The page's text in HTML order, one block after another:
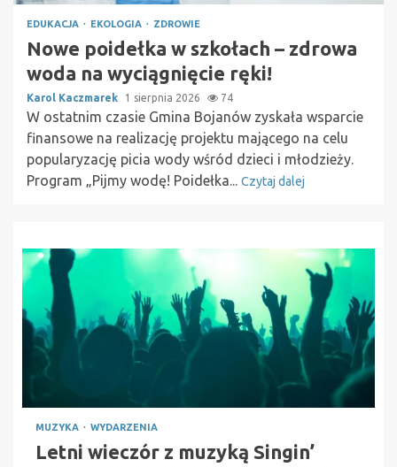
EDUKACJA EKOLOGIA ZDROWIE
Nowe poidełka w szkołach – zdrowa
woda na wyciągnięcie ręki!
Karol Kaczmarek 1 sierpnia 2026 74
W ostatnim czasie Gmina Bojanów zyskała wsparcie
finansowe na realizację projektu mającego na celu
popularyzację picia wody wśród dzieci i młodzieży.
Program „Pijmy wodę! Poidełka... Czytaj dalej
MUZYKA WYDARZENIA
Letni wieczór z muzyką Singin’